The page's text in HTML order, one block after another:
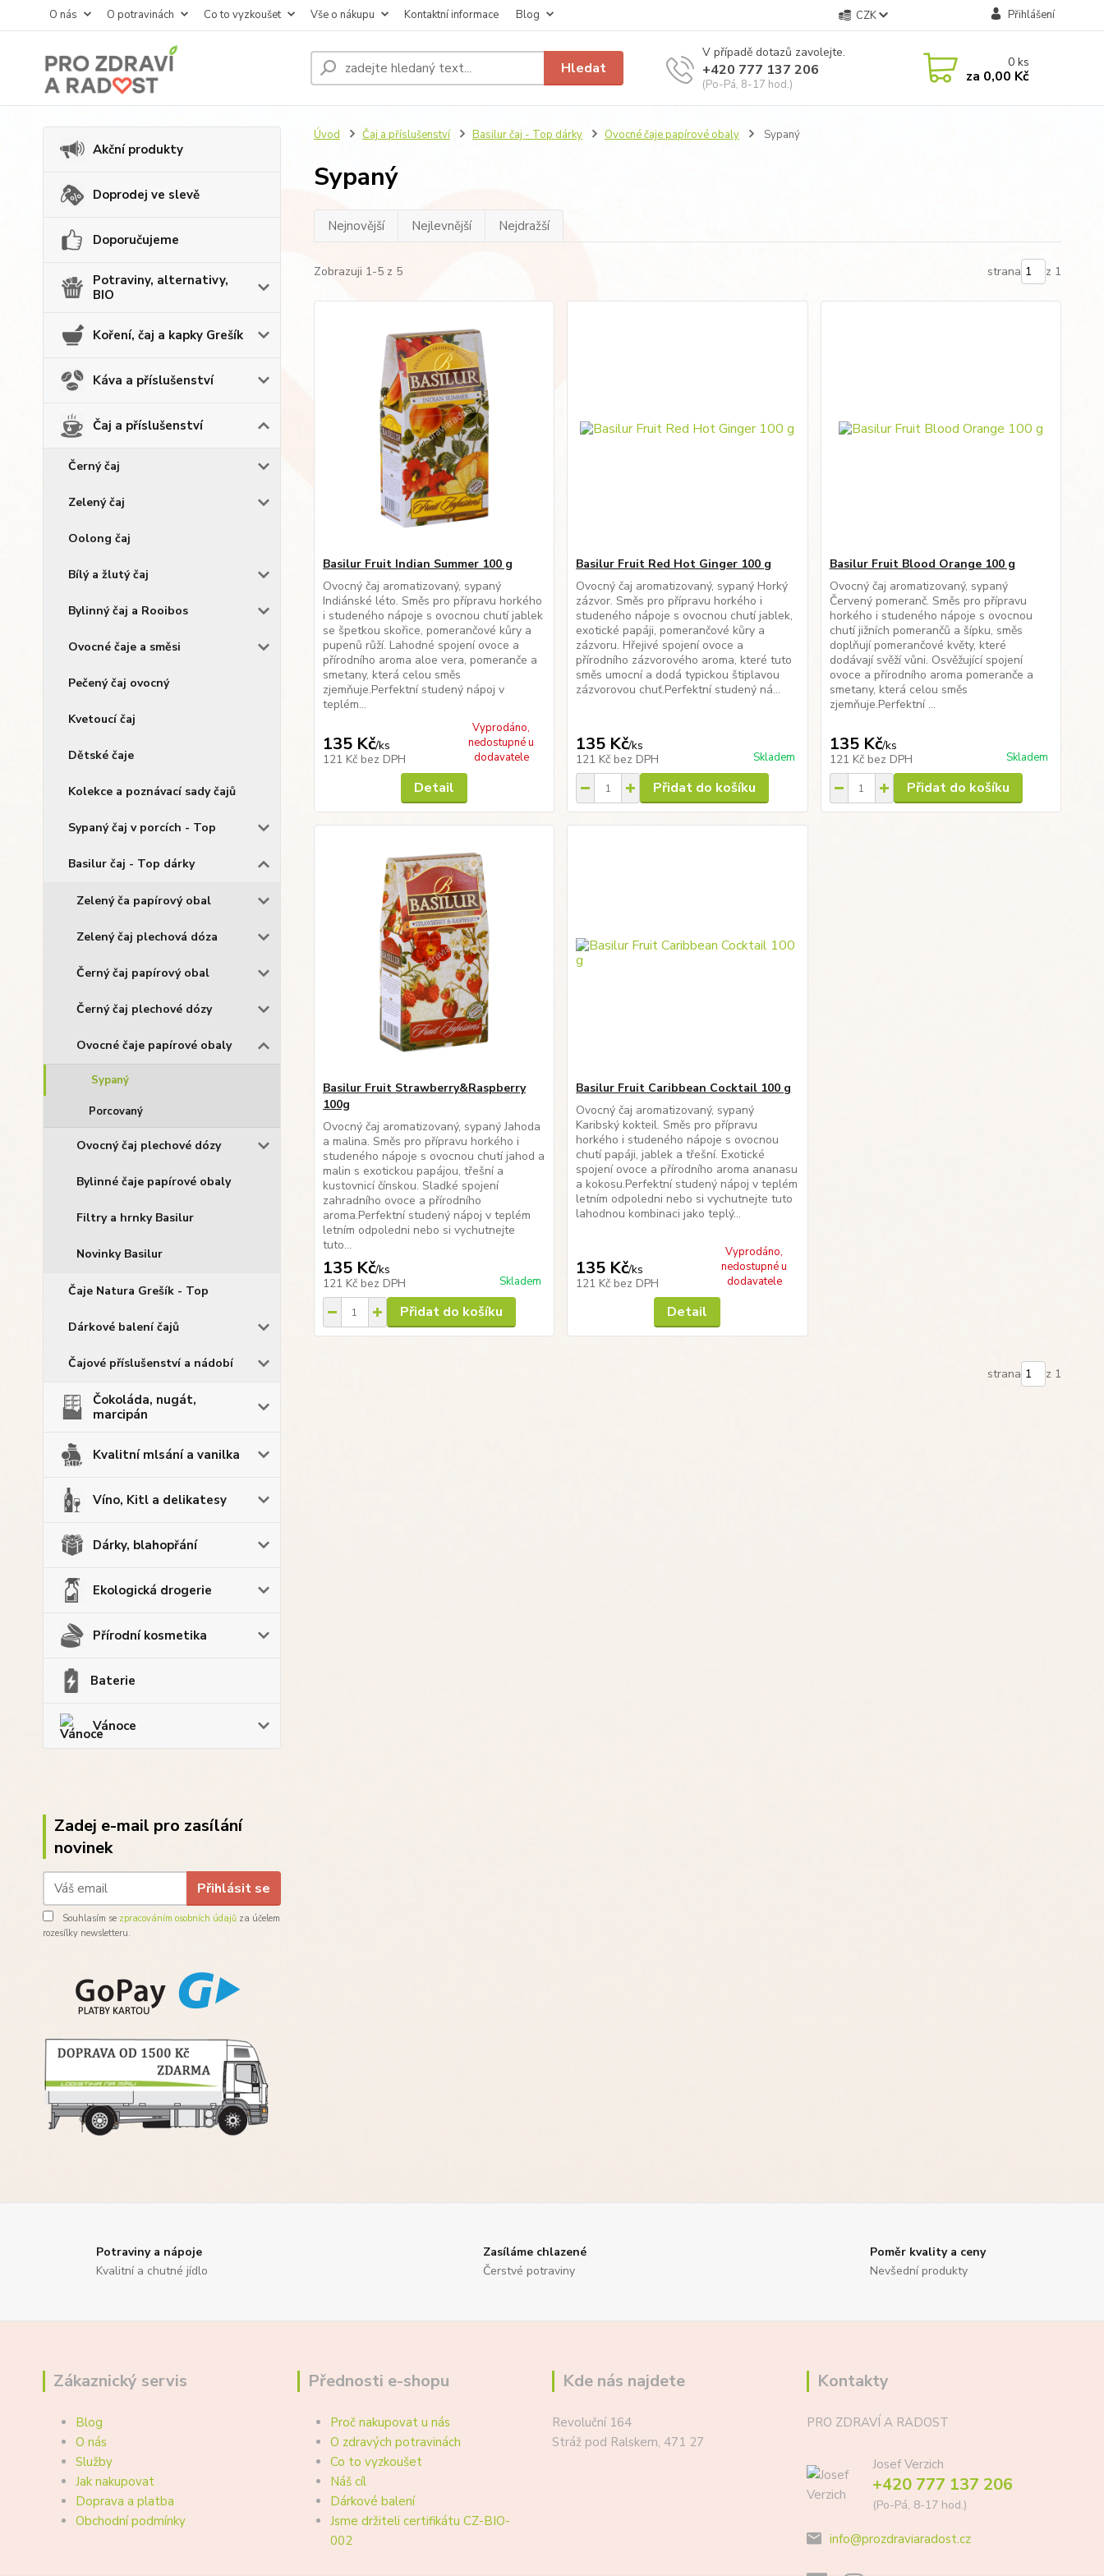
O nás O potravinách Co to vyzkoušet Vše o nákupu Kontaktní informace Blog CZK Přihlášení
Hledat
V případě dotazů zavolejte.
+420 777 137 206
(Po-Pá, 8-17 hod.)
0ks
za 0,00 Kč
Akční produkty
Doprodej ve slevě
Doporučujeme
Potraviny, alternativy,
BIO
Koření, čaj a kapky Grešík
Káva a příslušenství
Čaj a příslušenství
Černý čaj
Zelený čaj
Oolong čaj
Bílý a žlutý čaj
Bylinný čaj a Rooibos
Ovocné čaje a směsi
Pečený čaj ovocný
Kvetoucí čaj
Dětské čaje
Kolekce a poznávací sady čajů
Sypaný čaj v porcích - Top
Basilur čaj - Top dárky
Zelený ča papírový obal
Zelený čaj plechová dóza
Černý čaj papírový obal
Černý čaj plechové dózy
Ovocné čaje papírové obaly
Sypaný
Porcovaný
Ovocný čaj plechové dózy
Bylinné čaje papírové obaly
Filtry a hrnky Basilur
Novinky Basilur
Čaje Natura Grešík - Top
Dárkové balení čajů
Čajové příslušenství a nádobí
Čokoláda, nugát,
marcipán
Kvalitní mlsání a vanilka
Víno, Kitl a delikatesy
Dárky, blahopřání
Ekologická drogerie
Přírodní kosmetika
Baterie
Vánoce
Zadej e-mail pro zasílání
novinek
Přihlásit se
Souhlasím se zpracováním osobních údajů za účelem
rozesílky newsletteru.
Úvod Čaj a příslušenství Basilur čaj - Top dárky Ovocné čaje papírové obaly Sypaný
Sypaný
Nejnovější Nejlevnější Nejdražší
Zobrazuji 1-5 z 5 strana z 1
Basilur Fruit Indian Summer 100 g
Ovocný čaj aromatizovaný, sypaný
Indiánské léto. Směs pro přípravu horkého
i studeného nápoje s ovocnou chutí jablek
se špetkou skořice, pomerančové kůry a
pupenů růží. Lahodné spojení ovoce a
přírodního aroma aloe vera, pomeranče a
smetany, která celou směs
zjemňuje.Perfektní studený nápoj v
teplém...
135 Kč/ks
121 Kč bez DPH
Vyprodáno,
nedostupné u
dodavatele
Detail
Basilur Fruit Red Hot Ginger 100 g
Ovocný čaj aromatizovaný, sypaný Horký
zázvor. Směs pro přípravu horkého i
studeného nápoje s ovocnou chutí jablek,
exotické papáji, pomerančové kůry a
zázvoru. Hřejivé spojení ovoce a
přírodního zázvorového aroma, které tuto
směs umocní a dodá typickou štiplavou
zázvorovou chuť.Perfektní studený ná...
135 Kč/ks
121 Kč bez DPH Skladem
Přidat do košíku
Basilur Fruit Blood Orange 100 g
Ovocný čaj aromatizovaný, sypaný
Červený pomeranč. Směs pro přípravu
horkého i studeného nápoje s ovocnou
chutí jižních pomerančů a šípku, směs
doplňují pomerančové květy, které
dodávají svěží vůni. Osvěžující spojení
ovoce a přírodního aroma pomeranče a
smetany, která celou směs
zjemňuje.Perfektní ...
135 Kč/ks
121 Kč bez DPH Skladem
Přidat do košíku
Basilur Fruit Strawberry&Raspberry
100g
Ovocný čaj aromatizovaný, sypaný Jahoda
a malina. Směs pro přípravu horkého i
studeného nápoje s ovocnou chutí jahod a
malin s exotickou papájou, třešní a
kustovnicí čínskou. Sladké spojení
zahradního ovoce a přírodního
aroma.Perfektní studený nápoj v teplém
letním odpoledni nebo si vychutnejte
tuto...
135 Kč/ks
121 Kč bez DPH Skladem
Přidat do košíku
Basilur Fruit Caribbean Cocktail 100 g
Ovocný čaj aromatizovaný, sypaný
Karibský kokteil. Směs pro přípravu
horkého i studeného nápoje s ovocnou
chutí papáji, jablek a třešní. Exotické
spojení ovoce a přírodního aroma ananasu
a kokosu.Perfektní studený nápoj v teplém
letním odpoledni nebo si vychutnejte tuto
lahodnou kombinaci jako teplý...
135 Kč/ks
121 Kč bez DPH
Vyprodáno,
nedostupné u
dodavatele
Detail
strana z 1
Potraviny a nápoje
Kvalitní a chutné jídlo
Zasíláme chlazené
Čerstvé potraviny
Poměr kvality a ceny
Nevšední produkty
Zákaznický servis
Blog
O nás
Služby
Jak nakupovat
Doprava a platba
Obchodní podmínky
Přednosti e-shopu
Proč nakupovat u nás
O zdravých potravinách
Co to vyzkoušet
Náš cíl
Dárkové balení
Jsme držiteli certifikátu CZ-BIO-
002
Kde nás najdete
Revoluční 164
Stráž pod Ralskem, 471 27
Kontakty
PRO ZDRAVÍ A RADOST
Josef Verzich
+420 777 137 206
(Po-Pá, 8-17 hod.)
info@prozdraviaradost.cz